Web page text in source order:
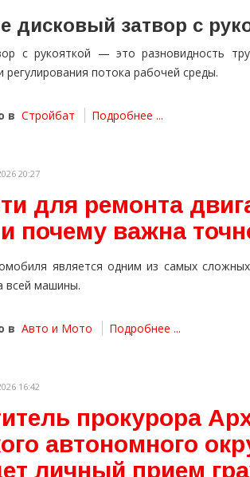
дисковый затвор с
с рукояткой — это разновидность
регулирования потока рабочей среды.
в Стройбат Подробнее ...
20:27
для ремонта
почему важна
является одним из самых
всей машины.
в Авто и Мото Подробнее ...
16:42
прокурора
автономного
личный прием